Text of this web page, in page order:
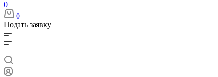
0
0
Подать заявку